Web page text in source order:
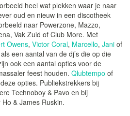
heel wat plekken waar je naar
oud en nieuw in een discotheek
naar Powerzone, Mazzo,
Vak Zuid of Club More. Met
Owens, Victor Coral, Marcello, Jani of
als een aantal van de dj’s die op die
ook een aantal opties voor de
feest houden. Qlubtempo of
opties. Publiekstrekkers bij
Technoboy & Pavo en bij
& James Ruskin.